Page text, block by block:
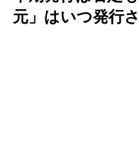
元」はいつ発行